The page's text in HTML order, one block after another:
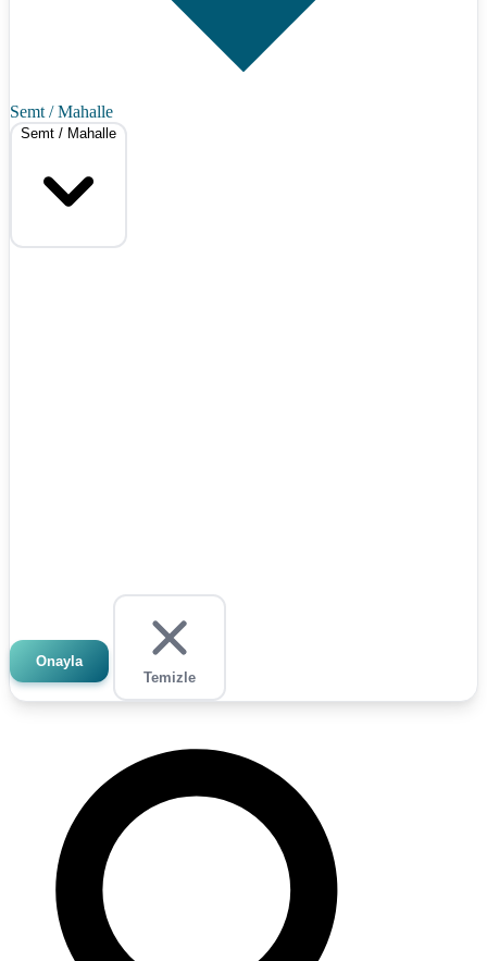
Semt / Mahalle
Semt / Mahalle
Onayla
Temizle